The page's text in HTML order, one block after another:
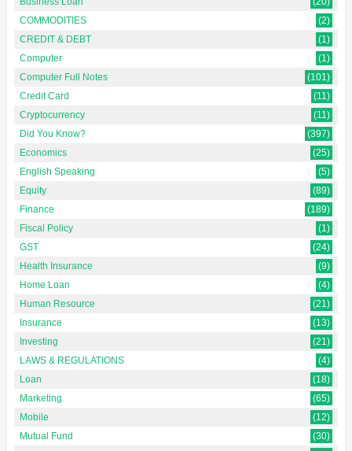
COMMODITIES
(2)
CREDIT & DEBT
(1)
Computer
(1)
Computer Full Notes
(101)
Credit Card
(11)
Cryptocurrency
(11)
Did You Know?
(397)
Economics
(25)
English Speaking
(5)
Equity
(89)
Finance
(189)
Fiscal Policy
(1)
GST
(24)
Health Insurance
(9)
Home Loan
(4)
Human Resource
(21)
Insurance
(13)
Investing
(21)
LAWS & REGULATIONS
(4)
Loan
(18)
Marketing
(65)
Mobile
(12)
Mutual Fund
(30)